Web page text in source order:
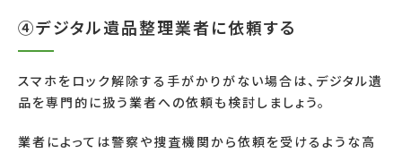
④デジタル遺品整理業者に依頼する
スマホをロック解除する手がかりがない場合は、デジタル遺
品を専門的に扱う業者への依頼も検討しましょう。
業者によっては警察や捜査機関から依頼を受けるような高